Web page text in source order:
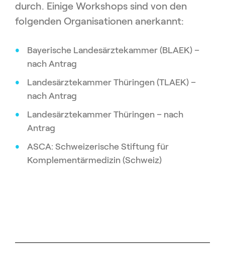
durch. Einige Workshops sind von den
folgenden Organisationen anerkannt:
Bayerische Landesärztekammer (BLAEK) –
nach Antrag
Landesärztekammer Thüringen (TLAEK) –
nach Antrag
Landesärztekammer Thüringen – nach
Antrag
ASCA: Schweizerische Stiftung für
Komplementärmedizin (Schweiz)